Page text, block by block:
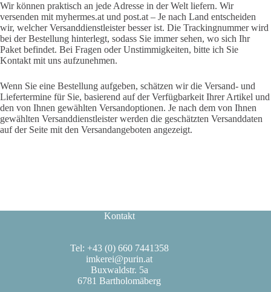
Wir können praktisch an jede Adresse in der Welt liefern. Wir
versenden mit myhermes.at und post.at – Je nach Land entscheiden
wir, welcher Versanddienstleister besser ist. Die Trackingnummer wird
bei der Bestellung hinterlegt, sodass Sie immer sehen, wo sich Ihr
Paket befindet. Bei Fragen oder Unstimmigkeiten, bitte ich Sie
Kontakt mit uns aufzunehmen.
Wenn Sie eine Bestellung aufgeben, schätzen wir die Versand- und
Liefertermine für Sie, basierend auf der Verfügbarkeit Ihrer Artikel und
den von Ihnen gewählten Versandoptionen. Je nach dem von Ihnen
gewählten Versanddienstleister werden die geschätzten Versanddaten
auf der Seite mit den Versandangeboten angezeigt.
Kontakt
Tel: +43 (0) 660 7441358
imkerei@purin.at
Buxwaldstr. 5a
6781 Bartholomäberg